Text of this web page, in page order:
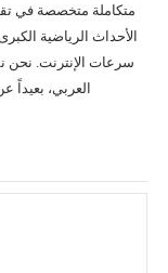
متكاملة متخصصة في
سرعات الإنترنت. نحن
العربي، بعيداً